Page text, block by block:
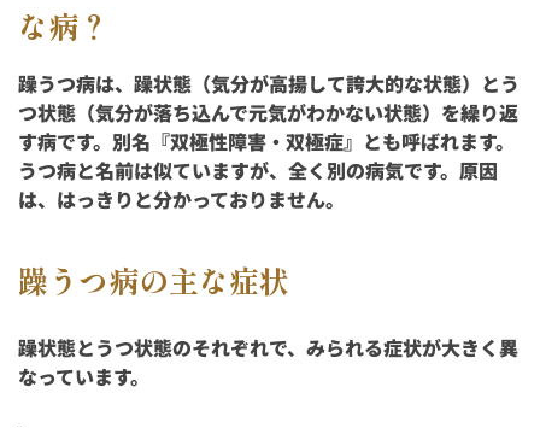
な病？
躁うつ病は、躁状態（気分が高揚して誇大的な状態）とう
つ状態（気分が落ち込んで元気がわかない状態）を繰り返
す病です。別名『双極性障害・双極症』とも呼ばれます。
うつ病と名前は似ていますが、全く別の病気です。原因
は、はっきりと分かっておりません。
躁うつ病の主な症状
躁状態とうつ状態のそれぞれで、みられる症状が大きく異
なっています。